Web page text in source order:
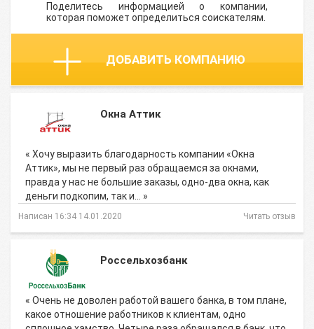
Поделитесь информацией о компании,
которая поможет определиться соискателям.
ДОБАВИТЬ КОМПАНИЮ
Окна Аттик
« Хочу выразить благодарность компании «Окна
Аттик», мы не первый раз обращаемся за окнами,
правда у нас не большие заказы, одно-два окна, как
деньги подкопим, так и… »
Написан 16:34 14.01.2020 Читать отзыв
Россельхозбанк
« Очень не доволен работой вашего банка, в том плане,
какое отношение работников к клиентам, одно